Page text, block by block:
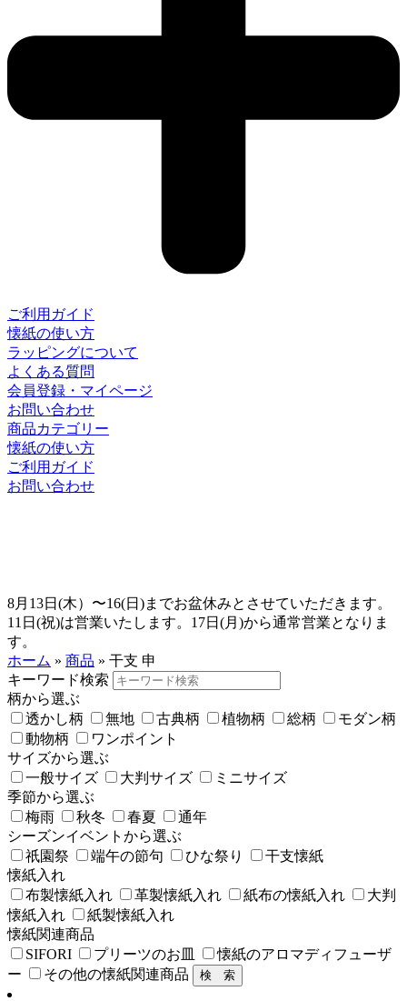
ご利用ガイド
懐紙の使い方
ラッピングについて
よくある質問
会員登録・マイページ
お問い合わせ
商品カテゴリー
懐紙の使い方
ご利用ガイド
お問い合わせ
8月13日(木）〜16(日)までお盆休みとさせていただきます。
11日(祝)は営業いたします。17日(月)から通常営業となりま
す。
ホーム » 商品 » 干支 申
キーワード検索
柄から選ぶ
透かし柄
無地 古典柄 植物柄 総柄
モダン柄
動物柄
ワンポイント
サイズから選ぶ
一般サイズ
大判サイズ
ミニサイズ
季節から選ぶ
梅雨
秋冬 春夏
通年
シーズンイベントから選ぶ
祇園祭
端午の節句 ひな祭り
干支懐紙
懐紙入れ
布製懐紙入れ
革製懐紙入れ 紙布の懐紙入れ
大判
懐紙入れ
紙製懐紙入れ
懐紙関連商品
SIFORI
プリーツのお皿
懐紙のアロマディフューザ
ー
その他の懐紙関連商品